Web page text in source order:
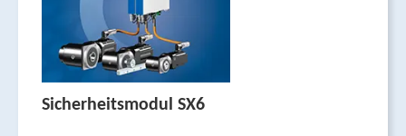
Sicherheitsmodul SX6